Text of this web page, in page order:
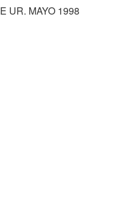
UR. MAYO 1998